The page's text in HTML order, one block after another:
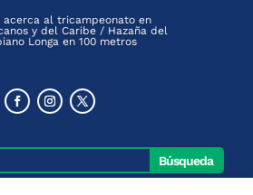
acerca al tricampeonato en
y del Caribe / Hazaña del
Longa en 100 metros